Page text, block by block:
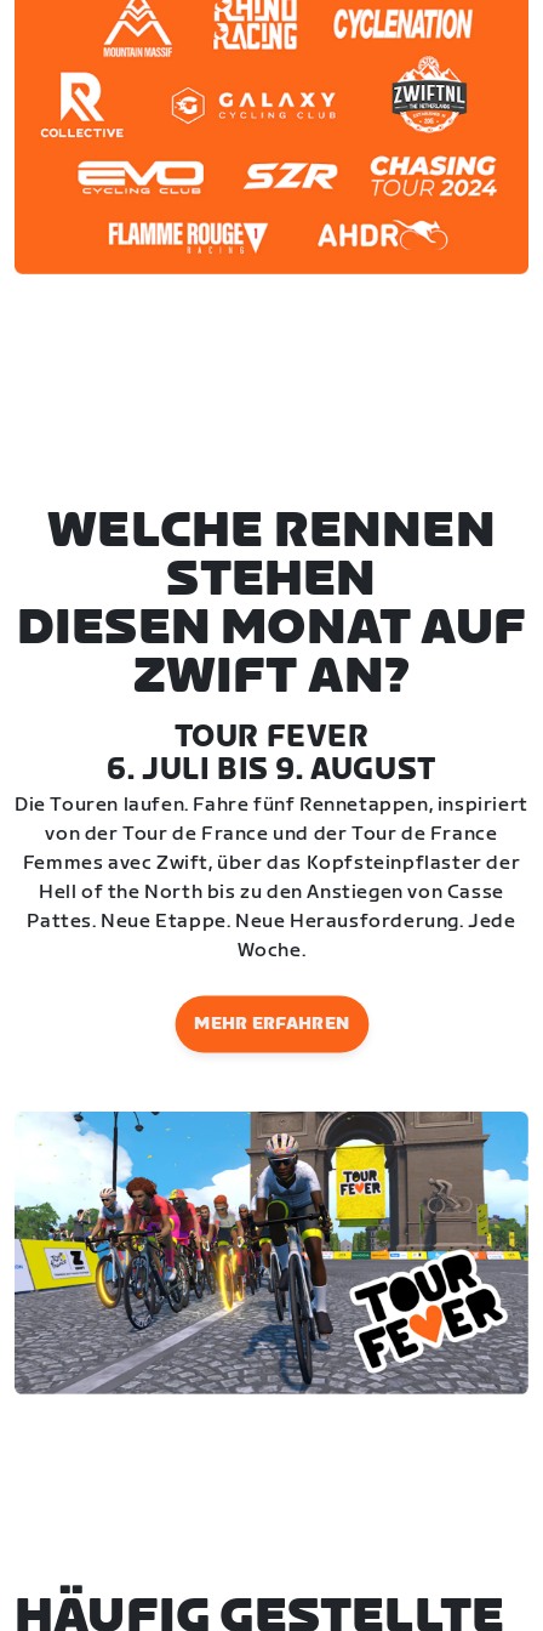
WELCHE RENNEN
STEHEN
DIESEN MONAT AUF
ZWIFT AN?
TOUR FEVER
6. JULI BIS 9. AUGUST
Die Touren laufen. Fahre fünf Rennetappen, inspiriert
von der Tour de France und der Tour de France
Femmes avec Zwift, über das Kopfsteinpflaster der
Hell of the North bis zu den Anstiegen von Casse
Pattes. Neue Etappe. Neue Herausforderung. Jede
Woche.
MEHR ERFAHREN
HÄUFIG GESTELLTE